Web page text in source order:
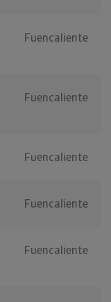
Fuencaliente
Fuencaliente
Fuencaliente
Fuencaliente
Fuencaliente